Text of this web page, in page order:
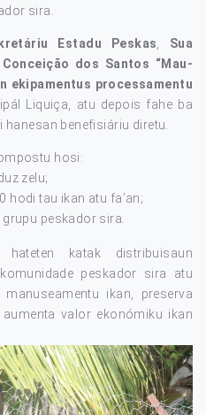
sira.
Estadu Peskas, Sua
dos Santos “Mau-
ekipamentus processamentu
Liquiça, atu depois fahe ba
hanesan benefisiáriu diretu.
hosi:
zelu;
hodi tau ikan atu fa’an;
peskador sira.
hateten katak distribuisaun
peskador sira atu
ikan, preserva
valor ekonómiku ikan